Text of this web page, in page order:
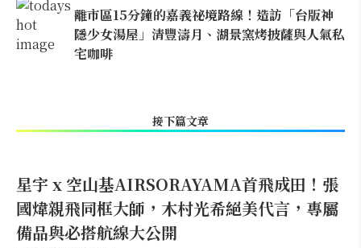
離市區15分鐘的嘉義祕境路線！造訪「台版神
隱少女湯屋」清豐濤月、湖景窯烤披薩與人氣私
宅咖啡
接下篇文章
星宇 x 空山基AIRSORAYAMA首飛成田！張
國煒親飛同框大師，木村光希絕美代言，專屬
備品與必搭航線大公開